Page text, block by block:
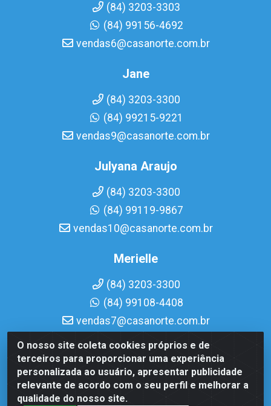
O nosso site coleta cookies próprios e de
terceiros para proporcionar uma experiência
personalizada ao usuário, apresentar publicidade
relevante de acordo com o seu perfil e melhorar a
qualidade do nosso site.
(84) 3203-3303
(84) 99156-4692
vendas6@casanorte.com.br
Jane
(84) 3203-3300
(84) 99215-9221
vendas9@casanorte.com.br
Julyana Araujo
(84) 3203-3300
(84) 99119-9867
vendas10@casanorte.com.br
Merielle
(84) 3203-3300
(84) 99108-4408
vendas7@casanorte.com.br
Casa Norte LTDA - Av. Interventor Mário Câmara, 1815 -
Dix-Sept Rosado, Natal/RN - CEP 59054-600 - CNPJ
08.713.513/0001-51